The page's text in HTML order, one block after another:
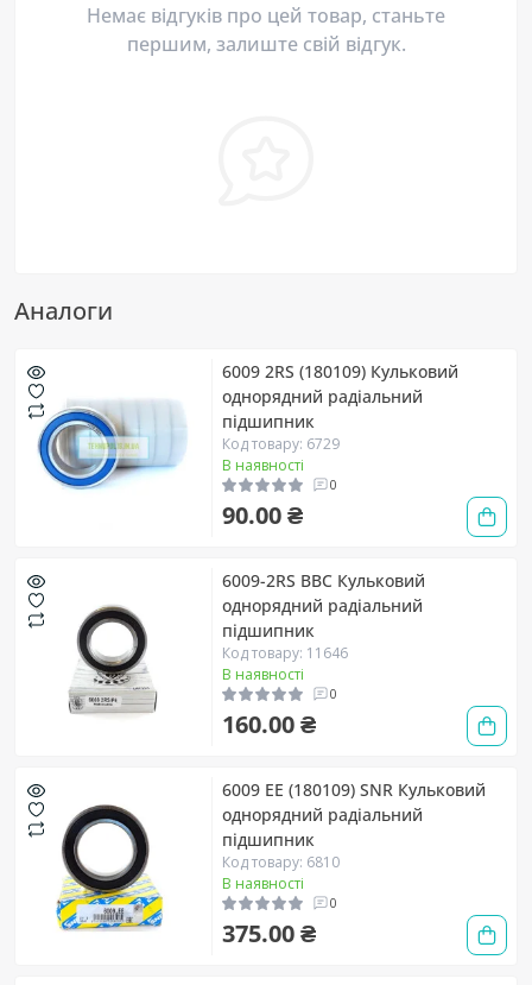
Немає відгуків про цей товар, станьте
першим, залиште свій відгук.
Аналоги
6009 2RS (180109) Кульковий
однорядний радіальний
підшипник
Код товару: 6729
В наявності
0
90.00 ₴
6009-2RS BBC Кульковий
однорядний радіальний
підшипник
Код товару: 11646
В наявності
0
160.00 ₴
6009 EE (180109) SNR Кульковий
однорядний радіальний
підшипник
Код товару: 6810
В наявності
0
375.00 ₴